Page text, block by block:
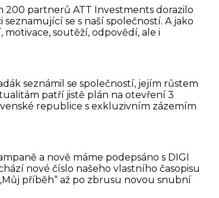
partnerů ATT Investments dorazilo
se s naší společností. A jako
soutěží, odpovědí, ale i
seznámil se společností, jejím růstem
patří jistě plán na otevření 3
republice s exkluzivním zázemím
a nově máme podepsáno s DIGI
nové číslo našeho vlastního časopisu
příběh“ až po zbrusu novou snubní